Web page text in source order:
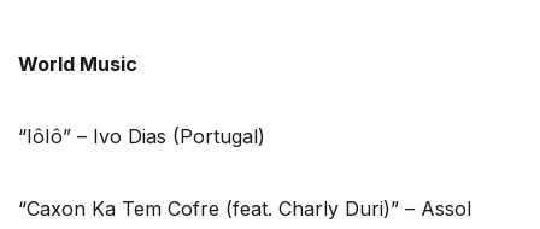
World Music
“IôIô” – Ivo Dias (Portugal)
“Caxon Ka Tem Cofre (feat. Charly Duri)” – Assol